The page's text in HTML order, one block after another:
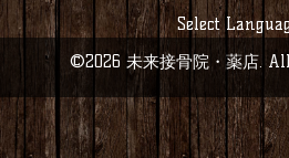
Select
©2026 未来接骨院・薬店.